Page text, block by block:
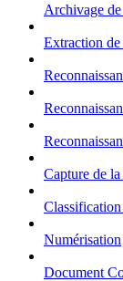
Archivage
Extraction de
Capture de
Numérisation
Document